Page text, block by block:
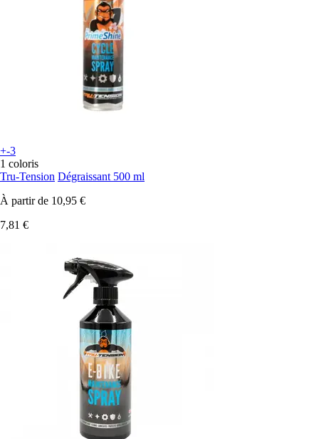
+-3
1 coloris
Tru-Tension Dégraissant 500 ml
À partir de 10,95 €
7,81 €